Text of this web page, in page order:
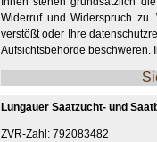
Widerruf und Widerspruch
verstößt oder Ihre
Aufsichtsbehörde beschweren.
Lungauer Saatzucht- und
ZVR-Zahl: 792083482